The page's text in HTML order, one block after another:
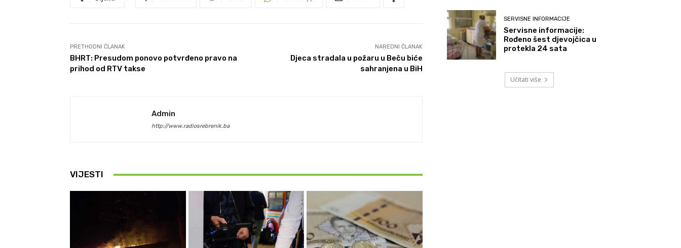
PRETHODNI ČLANAK
BHRT: Presudom ponovo potvrđeno pravo na
prihod od RTV takse
NAREDNI ČLANAK
Djeca stradala u požaru u Beču biće
sahranjena u BiH
Admin
http://www.radiosrebrenik.ba
VIJESTI
SERVISNE INFORMACIJE
Servisne informacije:
Rođeno šest djevojčica u
protekla 24 sata
Učitati više